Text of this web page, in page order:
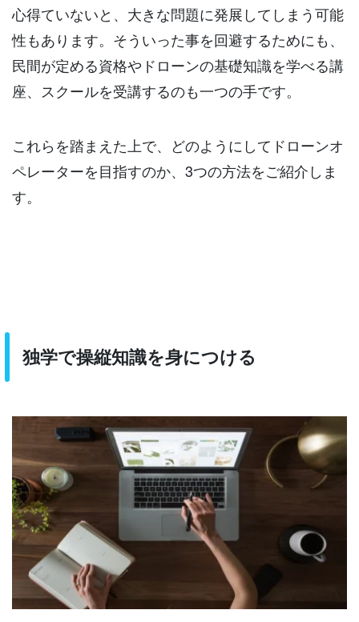
心得ていないと、大きな問題に発展してしまう可能
性もあります。そういった事を回避するためにも、
民間が定める資格やドローンの基礎知識を学べる講
座、スクールを受講するのも一つの手です。
これらを踏まえた上で、どのようにしてドローンオ
ペレーターを目指すのか、3つの方法をご紹介しま
す。
独学で操縦知識を身につける